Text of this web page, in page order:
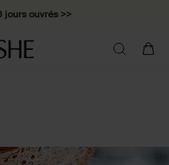
ouvrés >>